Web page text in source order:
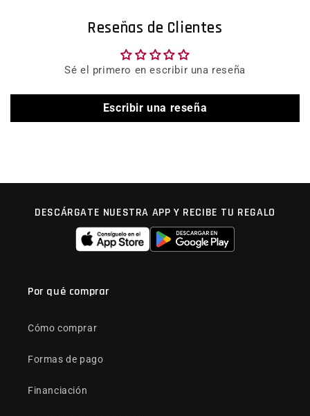
Reseñas de Clientes
Sé el primero en escribir una reseña
Escribir una reseña
DESCÁRGATE NUESTRA APP Y RECIBE TU REGALO
Por qué comprar
Cómo comprar
Formas de pago
Financiación